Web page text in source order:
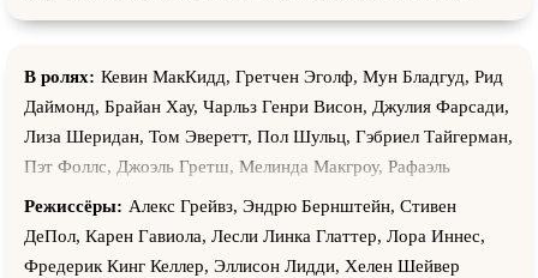
В ролях: Кевин МакКидд, Гретчен Эголф, Мун Бладгуд, Рид
Даймонд, Брайан Хау, Чарльз Генри Висон, Джулия Фарсади,
Лиза Шеридан, Том Эверетт, Пол Шульц, Гэбриел Тайгерман,
Пэт Фоллс, Джоэль Гретш, Мелинда Макгроу, Рафаэль
Сбардж, Дон Франклин, Элисон Рид, Джордж Уайнер, Аарон
Химельштейн, Ален Юи, Асанте Джонс, Челси Крисп, Ивэн
Лай, Касс Эшер, Энни Вершинг, Джон Биллингсли,
Режиссёры: Алекс Грейвз, Эндрю Бернштейн, Стивен
ДеПол, Карен Гавиола, Лесли Линка Глаттер, Лора Иннес,
Фредерик Кинг Келлер, Эллисон Лидди, Хелен Шейвер